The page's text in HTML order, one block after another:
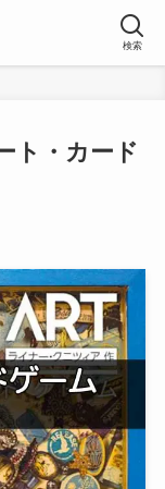
検索
ト・カード